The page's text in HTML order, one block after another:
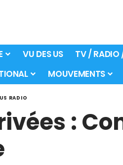
VU DES US TV / RADIO
MOUVEMENTS
RADIO
: